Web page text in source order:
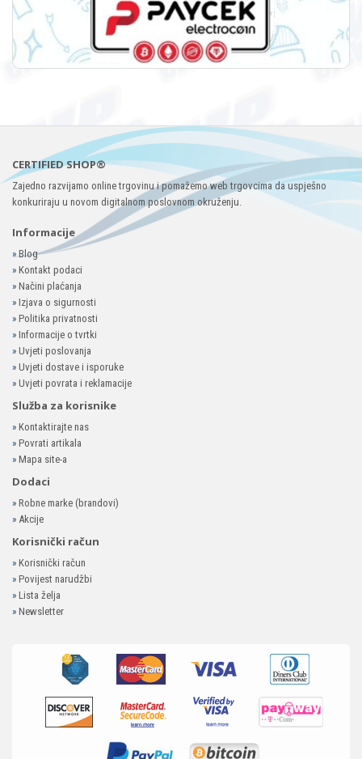
CERTIFIED SHOP®
Zajedno razvijamo online trgovinu i pomažemo web trgovcima da uspješno
konkuriraju u novom digitalnom poslovnom okruženju.
Informacije
»Blog
» Kontakt podaci
» Načini plaćanja
» Izjava o sigurnosti
» Politika privatnosti
» Informacije o tvrtki
» Uvjeti poslovanja
» Uvjeti dostave i isporuke
» Uvjeti povrata i reklamacije
Služba za korisnike
» Kontaktirajte nas
» Povrati artikala
» Mapa site-a
Dodaci
» Robne marke (brandovi)
» Akcije
Korisnički račun
» Korisnički račun
» Povijest narudžbi
» Lista želja
» Newsletter